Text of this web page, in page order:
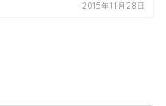
2015年11月28日